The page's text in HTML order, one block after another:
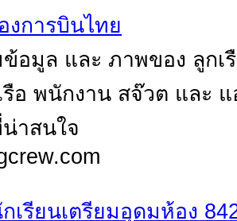
งการบินไทย
อมูล และ ภาพของ ลูกเ
อ พนักงาน สจ๊วต และ
าสนใจ
เรียนเตรียมอุดมห้อง